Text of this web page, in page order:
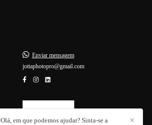
Enviar mensagem
jottaphotopro@gmail.com
CONTATO
✕
Olá, em que podemos ajudar? Sinta-se a